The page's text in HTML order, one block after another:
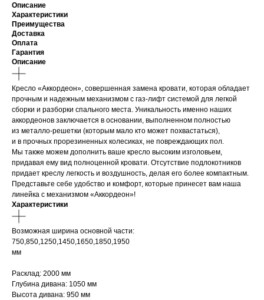
Описание
Характеристики
Преимущества
Доставка
Оплата
Гарантия
Описание
Кресло «Аккордеон», совершенная замена кровати, которая обладает
прочным и надежным механизмом с газ-лифт системой для легкой
сборки и разборки спального места. Уникальность именно наших
аккордеонов заключается в основании, выполненном полностью
из металло-решетки (которым мало кто может похвастаться),
и в прочных прорезиненных колесиках, не повреждающих пол.
Мы также можем дополнить ваше кресло высоким изголовьем,
придавая ему вид полноценной кровати. Отсутствие подлокотников
придает креслу легкость и воздушность, делая его более компактным.
Представьте себе удобство и комфорт, которые принесет вам наша
линейка с механизмом «Аккордеон»!
Характеристики
Возможная ширина основной части:
750,850,1250,1450,1650,1850,1950
мм
Расклад: 2000 мм
Глубина дивана: 1050 мм
Высота дивана: 950 мм